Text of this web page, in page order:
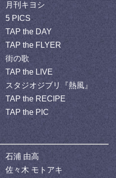
月刊キヨシ
5 PICS
TAP the DAY
TAP the FLYER
街の歌
TAP the LIVE
スタジオジブリ『熱風』
TAP the RECIPE
TAP the PIC
石浦 由高
佐々木 モトアキ